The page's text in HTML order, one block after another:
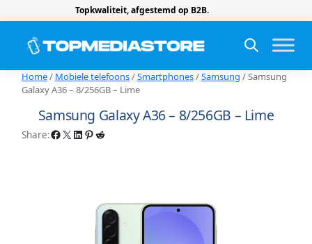
Topkwaliteit, afgestemd op B2B.
Home/ Mobiele telefoons/Smartphones/Samsung / Samsung
Galaxy A36 – 8/256GB – Lime
Samsung Galaxy A36 – 8/256GB – Lime
Share:Facebook X LinkedIn Pinterest Reddit